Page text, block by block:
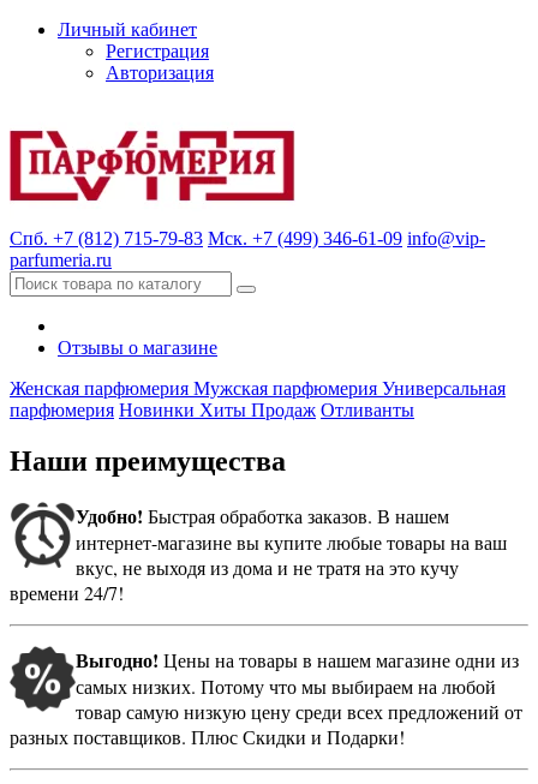
Личный кабинет
Регистрация
Авторизация
Спб. +7 (812) 715-79-83 Мск. +7 (499) 346-61-09 info@vip-
parfumeria.ru
Отзывы о магазине
Женская парфюмерия Мужская парфюмерия Универсальная
парфюмерия Новинки Хиты Продаж Отливанты
Наши преимущества
Удобно! Быстрая обработка заказов. В нашем
интернет-магазине вы купите любые товары на ваш
вкус, не выходя из дома и не тратя на это кучу
времени 24/7!
Выгодно! Цены на товары в нашем магазине одни из
самых низких. Потому что мы выбираем на любой
товар самую низкую цену среди всех предложений от
разных поставщиков. Плюс Скидки и Подарки!